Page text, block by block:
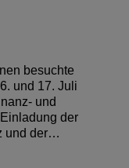
besuchte
und 17. Juli
und
der
und der…